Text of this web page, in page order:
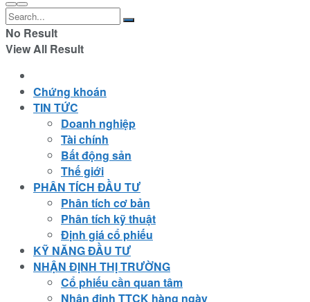
No Result
View All Result
Chứng khoán
TIN TỨC
Doanh nghiệp
Tài chính
Bất động sản
Thế giới
PHÂN TÍCH ĐẦU TƯ
Phân tích cơ bản
Phân tích kỹ thuật
Định giá cổ phiếu
KỸ NĂNG ĐẦU TƯ
NHẬN ĐỊNH THỊ TRƯỜNG
Cổ phiếu cần quan tâm
Nhận định TTCK hàng ngày